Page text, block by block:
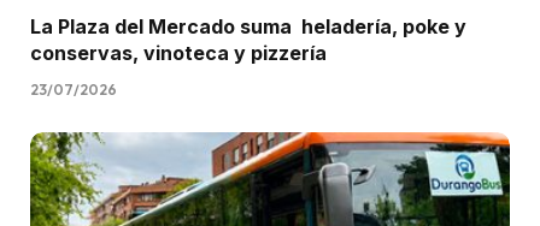
La Plaza del Mercado suma heladería, poke y
conservas, vinoteca y pizzería
23/07/2026